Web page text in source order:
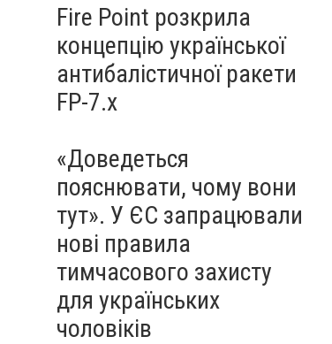
Fire Point розкрила
концепцію української
антибалістичної ракети
FP-7.x
«Доведеться
пояснювати, чому вони
тут». У ЄС запрацювали
нові правила
тимчасового захисту
для українських
чоловіків